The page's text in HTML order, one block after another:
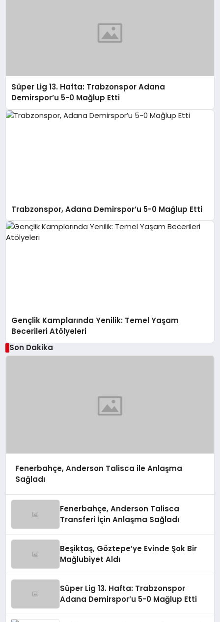
Süper Lig 13. Hafta: Trabzonspor Adana
Demirspor’u 5-0 Mağlup Etti
Trabzonspor, Adana Demirspor’u 5-0 Mağlup Etti
Gençlik Kamplarında Yenilik: Temel Yaşam
Becerileri Atölyeleri
Son Dakika
Fenerbahçe, Anderson Talisca ile Anlaşma
Sağladı
Fenerbahçe, Anderson Talisca
Transferi İçin Anlaşma Sağladı
Beşiktaş, Göztepe’ye Evinde Şok Bir
Mağlubiyet Aldı
Süper Lig 13. Hafta: Trabzonspor
Adana Demirspor’u 5-0 Mağlup Etti